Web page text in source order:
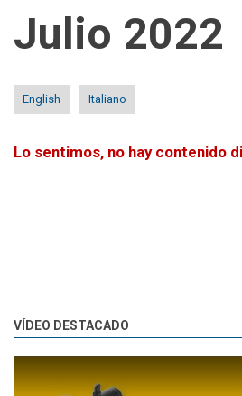
julio 2022
English Italiano
Lo sentimos, no hay contenido
VÍDEO DESTACADO